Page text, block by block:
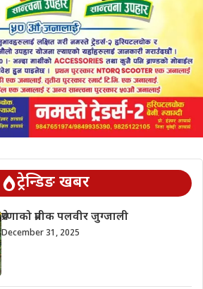
ट्रेन्डिङ खबर
प्रेरणाको प्रतीक पलवीर जुग्जाली
December 31, 2025